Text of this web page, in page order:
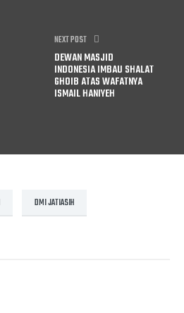
NEXT POST
DEWAN MASJID
INDONESIA IMBAU SHALAT
GHOIB ATAS WAFATNYA
ISMAIL HANIYEH
DMI JATIASIH